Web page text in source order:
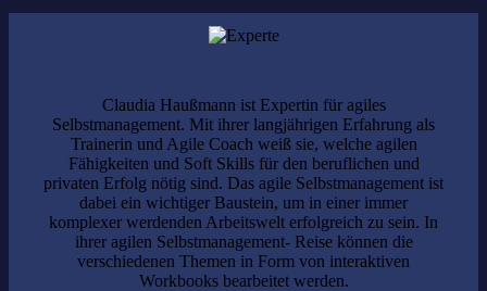
Claudia Haußmann ist Expertin für agiles
Selbstmanagement. Mit ihrer langjährigen Erfahrung als
Trainerin und Agile Coach weiß sie, welche agilen
Fähigkeiten und Soft Skills für den beruflichen und
privaten Erfolg nötig sind. Das agile Selbstmanagement ist
dabei ein wichtiger Baustein, um in einer immer
komplexer werdenden Arbeitswelt erfolgreich zu sein. In
ihrer agilen Selbstmanagement- Reise können die
verschiedenen Themen in Form von interaktiven
Workbooks bearbeitet werden.